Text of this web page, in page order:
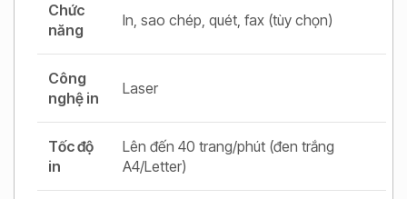
Chức
năng
In, sao chép, quét, fax (tùy chọn)
Công
nghệ in
Laser
Tốc độ
in
Lên đến 40 trang/phút (đen trắng
A4/Letter)